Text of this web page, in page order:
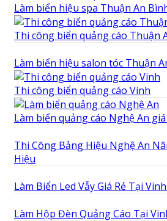
Làm biển hiệu spa Thuận An
Thi công biển quảng cáo Thuận
Làm biển hiệu salon tóc Thuận
Thi công biển quảng cáo Vinh
Làm biển quảng cáo Nghệ An
Thi Công Bảng Hiệu Nghệ An
Hiệu
Làm Biển Led Vẫy Giá Rẻ Tại
Làm Hộp Đèn Quảng Cáo Tại